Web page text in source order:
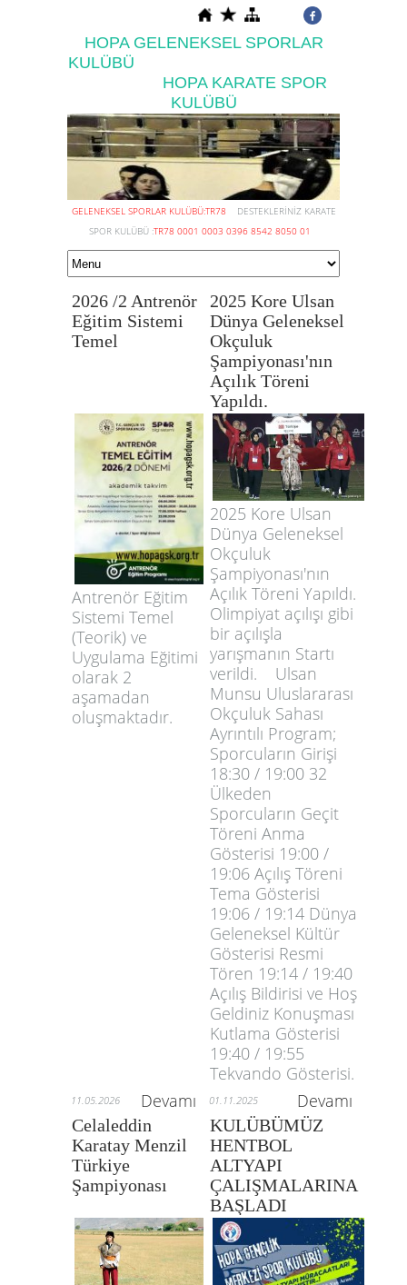
HOPA GELENEKSEL SPORLAR
KULÜBÜ
HOPA KARATE SPOR
KULÜBÜ
Hopa Eskrim
www.hopagsk.org.tr
GELENEKSEL SPORLAR KULÜBÜ:TR78
DESTEKLERİNİZ KARATE
SPOR KULÜBÜ :TR78 0001 0003 0396 8542 8050 01
2026 /2 Antrenör
Eğitim Sistemi
Temel
2025 Kore Ulsan
Dünya Geleneksel
Okçuluk
Şampiyonası'nın
Açılık Töreni
Yapıldı.
Antrenör Eğitim
Sistemi Temel
(Teorik) ve
Uygulama Eğitimi
olarak 2
aşamadan
oluşmaktadır.
2025 Kore Ulsan
Dünya Geleneksel
Okçuluk
Şampiyonası'nın
Açılık Töreni Yapıldı.
Olimpiyat açılışı gibi
bir açılışla
yarışmanın Startı
verildi. Ulsan
Munsu Uluslararası
Okçuluk Sahası
Ayrıntılı Program;
Sporcuların Girişi
18:30 / 19:00 32
Ülkeden
Sporcuların Geçit
Töreni Anma
Gösterisi 19:00 /
19:06 Açılış Töreni
Tema Gösterisi
19:06 / 19:14 Dünya
Geleneksel Kültür
Gösterisi Resmi
Tören 19:14 / 19:40
Açılış Bildirisi ve Hoş
Geldiniz Konuşması
Kutlama Gösterisi
19:40 / 19:55
Tekvando Gösterisi.
11.05.2026 Devamı 01.11.2025 Devamı
Celaleddin
Karatay Menzil
Türkiye
Şampiyonası
KULÜBÜMÜZ
HENTBOL
ALTYAPI
ÇALIŞMALARINA
BAŞLADI